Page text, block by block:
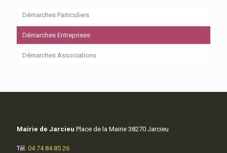
Démarches Particuliers
Démarches Entreprises
Démarches Associations
Mairie de Jarcieu Place de la Mairie 38270 Jarcieu
Tél. 04 74 84 85 26